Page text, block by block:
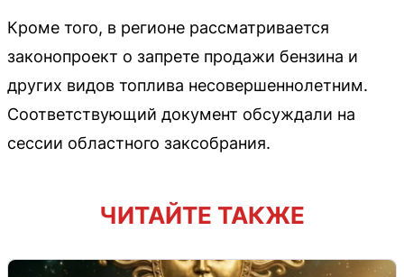
Кроме того, в регионе рассматривается
законопроект о запрете продажи бензина и
других видов топлива несовершеннолетним.
Соответствующий документ обсуждали на
сессии областного заксобрания.
ЧИТАЙТЕ ТАКЖЕ